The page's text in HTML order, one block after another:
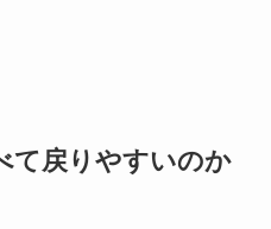
て戻りやすいのか